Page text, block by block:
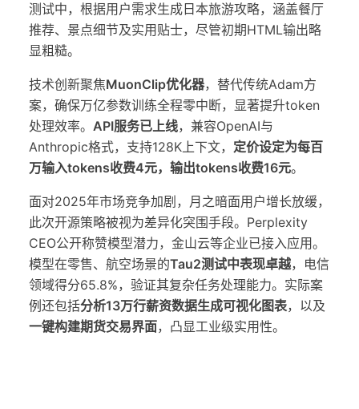
测试中，根据用户需求生成日本旅游攻略，涵盖餐厅
推荐、景点细节及实用贴士，尽管初期HTML输出略
显粗糙。
技术创新聚焦MuonClip优化器，替代传统Adam方
案，确保万亿参数训练全程零中断，显著提升token
处理效率。 API服务已上线，兼容OpenAI与
Anthropic格式，支持128K上下文， 定价设定为每百
万输入tokens收费4元，输出tokens收费16元。
面对2025年市场竞争加剧，月之暗面用户增长放缓，
此次开源策略被视为差异化突围手段。Perplexity
CEO公开称赞模型潜力，金山云等企业已接入应用。
模型在零售、航空场景的Tau2测试中表现卓越，电信
领域得分65.8%，验证其复杂任务处理能力。实际案
例还包括分析13万行薪资数据生成可视化图表，以及
一键构建期货交易界面，凸显工业级实用性。